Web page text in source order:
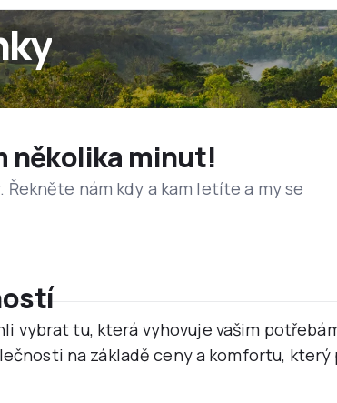
několika minut!
nám kdy a kam letíte a my se
vybrat tu, která vyhovuje vašim
na základě ceny a komfortu, který